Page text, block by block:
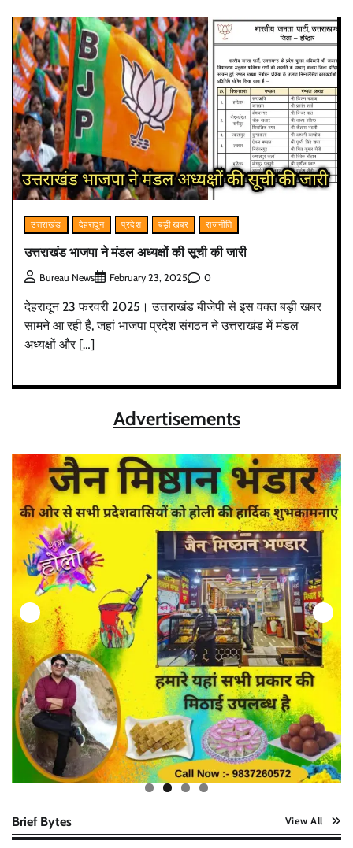
उत्तराखंड देहरादून प्रदेश बड़ी खबर राजनीति
उत्तराखंड भाजपा ने मंडल अध्यक्षों की सूची की जारी
Bureau News February 23, 2025 0
देहरादून 23 फरवरी 2025। उत्तराखंड बीजेपी से इस वक्त बड़ी खबर
सामने आ रही है, जहां भाजपा प्रदेश संगठन ने उत्तराखंड में मंडल
अध्यक्षों और […]
Advertisements
Brief Bytes View All